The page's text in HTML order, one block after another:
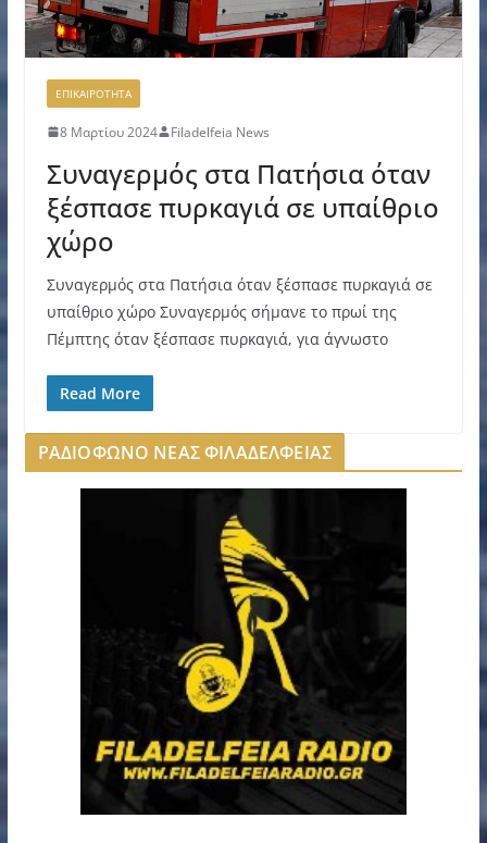
ΕΠΙΚΑΙΡΟΤΗΤΑ
8 Μαρτίου 2024 Filadelfeia News
Συναγερμός στα Πατήσια όταν
ξέσπασε πυρκαγιά σε υπαίθριο
χώρο
Συναγερμός στα Πατήσια όταν ξέσπασε πυρκαγιά σε
υπαίθριο χώρο Συναγερμός σήμανε το πρωί της
Πέμπτης όταν ξέσπασε πυρκαγιά, για άγνωστο
Read More
ΡΑΔΙΟΦΩΝΟ ΝΕΑΣ ΦΙΛΑΔΕΛΦΕΙΑΣ